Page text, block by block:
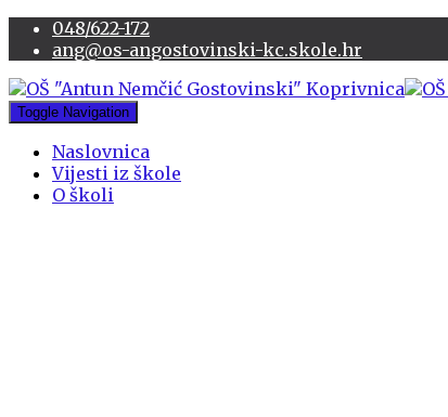
048/622-172
ang@os-angostovinski-kc.skole.hr
Toggle Navigation
Naslovnica
Vijesti iz škole
O školi